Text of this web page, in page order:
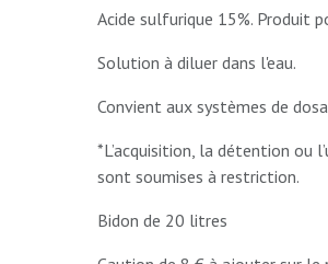
Acide sulfurique 15%. Produit
Solution à diluer dans l'eau.
Convient aux systèmes de
*L’acquisition, la détention ou
sont soumises à restriction.
Bidon de 20 litres